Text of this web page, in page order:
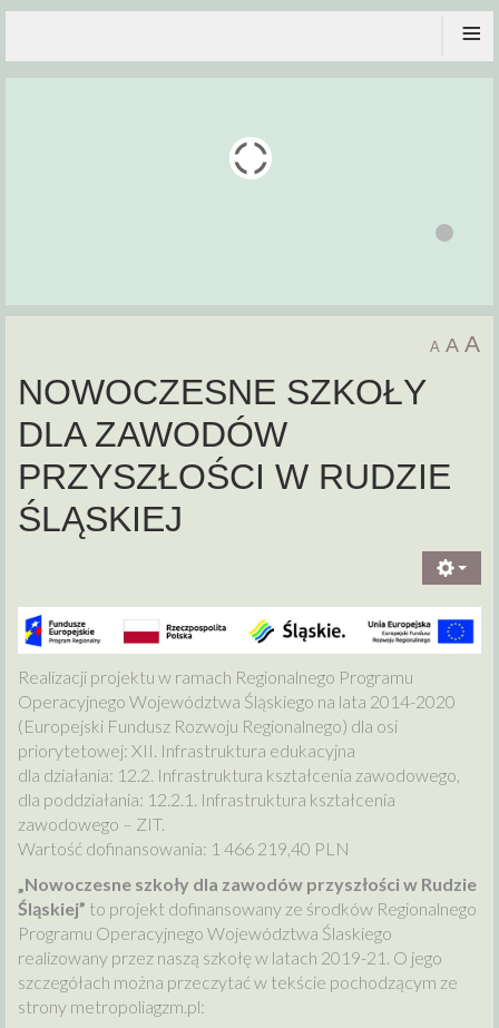
≡
A A A
NOWOCZESNE SZKOŁY
DLA ZAWODÓW
PRZYSZŁOŚCI W RUDZIE
ŚLĄSKIEJ
Realizacji projektu w ramach Regionalnego Programu
Operacyjnego Województwa Śląskiego na lata 2014-2020
(Europejski Fundusz Rozwoju Regionalnego) dla osi
priorytetowej: XII. Infrastruktura edukacyjna
dla działania: 12.2. Infrastruktura kształcenia zawodowego,
dla poddziałania: 12.2.1. Infrastruktura kształcenia
zawodowego – ZIT.
Wartość dofinansowania: 1 466 219,40 PLN
„Nowoczesne szkoły dla zawodów przyszłości w Rudzie
Śląskiej” to projekt dofinansowany ze środków Regionalnego
Programu Operacyjnego Województwa Ślaskiego
realizowany przez naszą szkołę w latach 2019-21. O jego
szczegółach można przeczytać w tekście pochodzącym ze
strony metropoliagzm.pl: